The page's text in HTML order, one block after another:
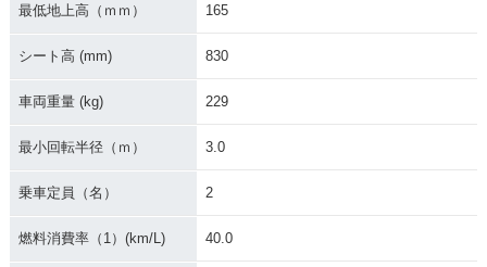
ual Clutch Transmi
ェンジ
最低地上高（ｍｍ） 165
シート高 (mm) 830
車両重量 (kg) 229
最小回転半径（ｍ） 3.0
乗車定員（名） 2
燃料消費率（1）(km/L) 40.0